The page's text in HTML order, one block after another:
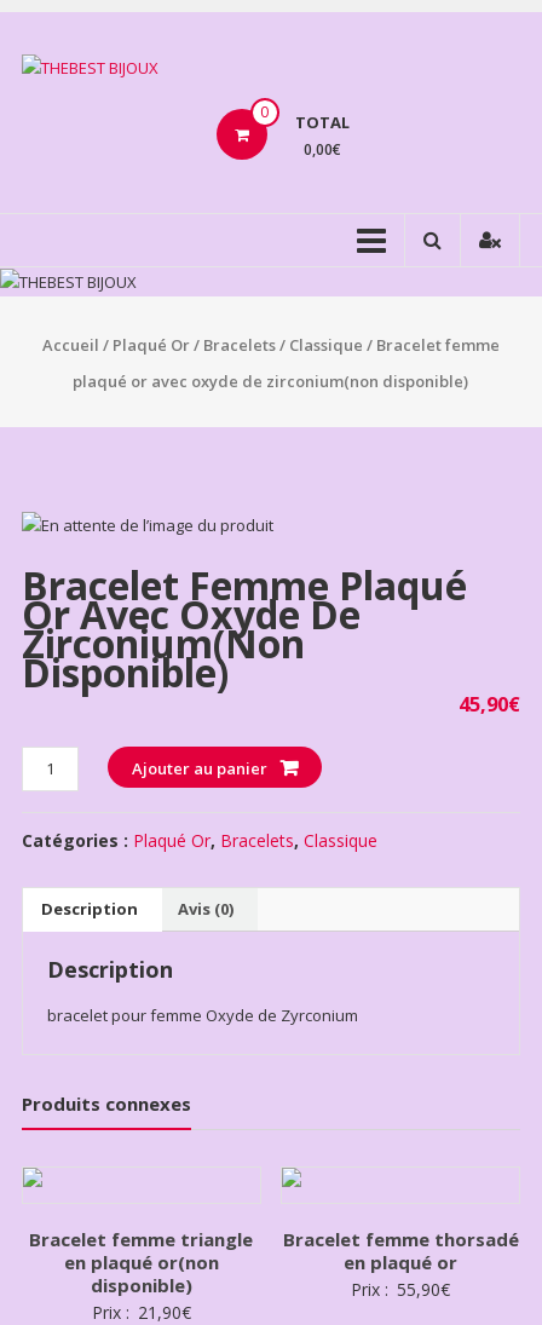
Aller
contenu
BIJOUX
0 TOTAL
0,00€
Accueil / Plaqué Or/ Bracelets/ Classique / Bracelet femme
plaqué or avec oxyde de zirconium(non disponible)
Bracelet Femme Plaqué
Or Avec Oxyde De
Zirconium(non
Disponible)
45,90€
Quantité Ajouter au panier
Catégories : Plaqué Or, Bracelets, Classique
Description Avis (0)
Description
bracelet pour femme Oxyde de Zyrconium
Produits connexes
Bracelet femme triangle
en plaqué or(non
disponible)
Prix : 21,90€
Bracelet femme thorsadé
en plaqué or
Prix : 55,90€